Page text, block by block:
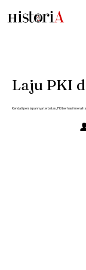
Laju PKI
Kendati persiapannya terbatas, PKI berhasil meraih